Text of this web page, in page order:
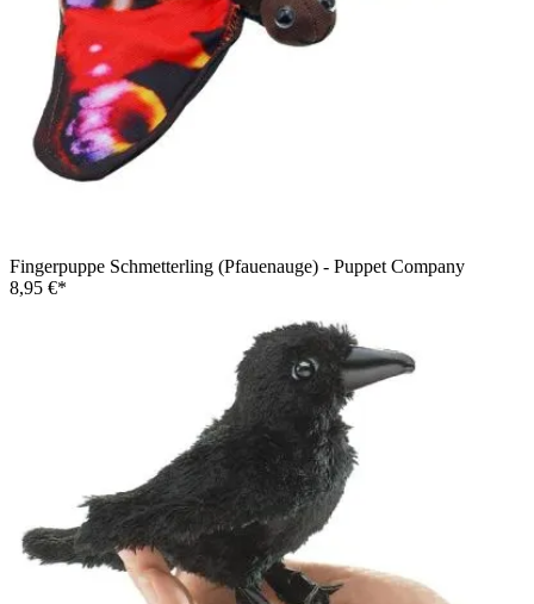
Fingerpuppe Schmetterling (Pfauenauge) - Puppet Company
8,95 €*